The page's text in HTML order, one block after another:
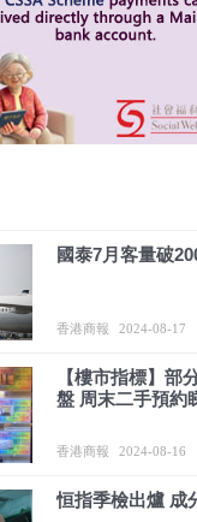
國泰7月客量破
香港商報 2024-08-17
【樓市指標】部
盤 周末二手預約
香港商報 2024-08-16
恒指季檢出爐 成